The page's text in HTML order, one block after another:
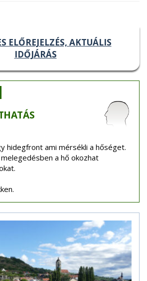
ELŐREJELZÉS, AKTUÁLIS
IDŐJÁRÁS
hidegfront ami mérsékli a hőséget.
a hő okozhat